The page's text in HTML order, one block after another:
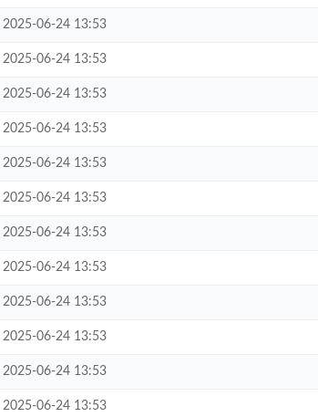
2025-06-24 13:53
2025-06-24 13:53
2025-06-24 13:53
2025-06-24 13:53
2025-06-24 13:53
2025-06-24 13:53
2025-06-24 13:53
2025-06-24 13:53
2025-06-24 13:53
2025-06-24 13:53
2025-06-24 13:53
2025-06-24 13:53